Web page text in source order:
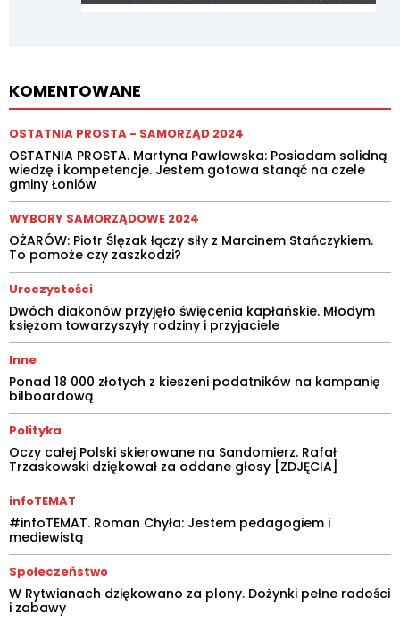
KOMENTOWANE
OSTATNIA PROSTA - SAMORZĄD 2024
OSTATNIA PROSTA. Martyna Pawłowska: Posiadam solidną
wiedzę i kompetencje. Jestem gotowa stanąć na czele
gminy Łoniów
WYBORY SAMORZĄDOWE 2024
OŻARÓW: Piotr Ślęzak łączy siły z Marcinem Stańczykiem.
To pomoże czy zaszkodzi?
Uroczystości
Dwóch diakonów przyjęło święcenia kapłańskie. Młodym
księżom towarzyszyły rodziny i przyjaciele
Inne
Ponad 18 000 złotych z kieszeni podatników na kampanię
bilboardową
Polityka
Oczy całej Polski skierowane na Sandomierz. Rafał
Trzaskowski dziękował za oddane głosy [ZDJĘCIA]
infoTEMAT
#infoTEMAT. Roman Chyła: Jestem pedagogiem i
mediewistą
Społeczeństwo
W Rytwianach dziękowano za plony. Dożynki pełne radości
i zabawy